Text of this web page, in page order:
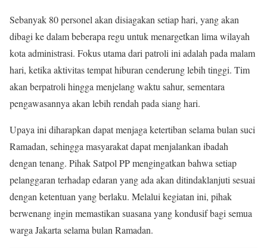
Sebanyak 80 personel akan disiagakan setiap hari, yang akan
dibagi ke dalam beberapa regu untuk menargetkan lima wilayah
kota administrasi. Fokus utama dari patroli ini adalah pada malam
hari, ketika aktivitas tempat hiburan cenderung lebih tinggi. Tim
akan berpatroli hingga menjelang waktu sahur, sementara
pengawasannya akan lebih rendah pada siang hari.
Upaya ini diharapkan dapat menjaga ketertiban selama bulan suci
Ramadan, sehingga masyarakat dapat menjalankan ibadah
dengan tenang. Pihak Satpol PP mengingatkan bahwa setiap
pelanggaran terhadap edaran yang ada akan ditindaklanjuti sesuai
dengan ketentuan yang berlaku. Melalui kegiatan ini, pihak
berwenang ingin memastikan suasana yang kondusif bagi semua
warga Jakarta selama bulan Ramadan.